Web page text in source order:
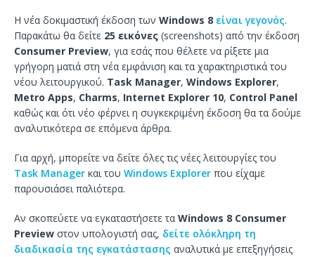
Η νέα δοκιμαστική έκδοση των Windows 8 είναι γεγονός.
Παρακάτω θα δείτε 25 εικόνες (screenshots) από την έκδοση
Consumer Preview, για εσάς που θέλετε να ρίξετε μια
γρήγορη ματιά στη νέα εμφάνιση και τα χαρακτηριστικά του
νέου λειτουργικού. Task Manager, Windows Explorer,
Metro Apps, Charms, Internet Explorer 10, Control Panel
καθώς και ότι νέο φέρνει η συγκεκριμένη έκδοση θα τα δούμε
αναλυτικότερα σε επόμενα άρθρα.
Για αρχή, μπορείτε να δείτε όλες τις νέες λειτουργίες του
Task Manager και του Windows Explorer που είχαμε
παρουσιάσει παλιότερα.
Αν σκοπεύετε να εγκαταστήσετε τα Windows 8 Consumer
Preview στον υπολογιστή σας, δείτε ολόκληρη τη
διαδικασία της εγκατάστασης αναλυτικά με επεξηγήσεις